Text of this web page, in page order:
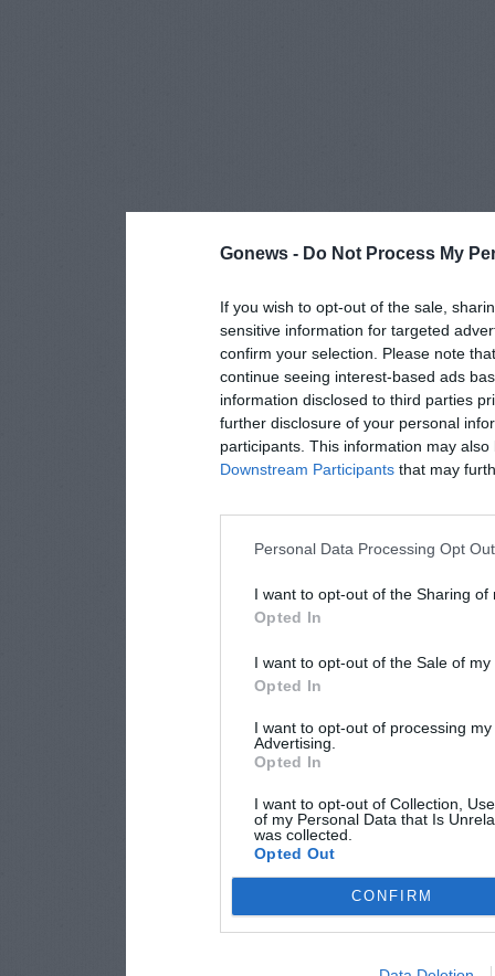
Gonews - Do Not Process My
If you wish to opt-out of the sale,
sensitive information for targeted
confirm your selection. Please note
continue seeing interest-based ads
information disclosed to third parties
further disclosure of your personal
participants. This information may
Downstream Participants that may
Personal Data Processing Opt
I want to opt-out of the Sharing of
Opted In
I want to opt-out of the Sale of
Opted In
I want to opt-out of processing
Advertising.
Opted In
I want to opt-out of Collection,
of my Personal Data that Is
was collected.
Opted Out
CONFIRM